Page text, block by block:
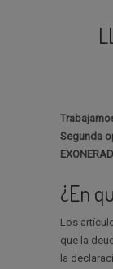
Segunda
¿En
Los
que la
la